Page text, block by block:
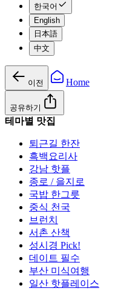
한국어
English
日本語
中文
이전 Home
공유하기
테마별 맛집
퇴근길 한잔
흑백요리사
강남 핫플
종로 / 을지로
국밥 한그릇
중식 천국
브런치
서촌 산책
성시경 Pick!
데이트 필수
부산 미식여행
일산 핫플레이스